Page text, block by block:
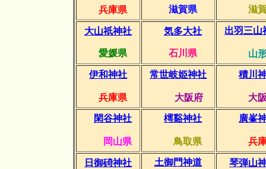
兵庫県 滋賀県 滋
大山祇神社
愛媛県
気多大社
石川県
出羽三山
山
伊和神社
兵庫県
常世岐姫神社
大阪府
積川
大
閑谷神社
岡山県
樗谿神社
鳥取県
廣峯
兵
日御碕神社
土御門神道
琴弾山